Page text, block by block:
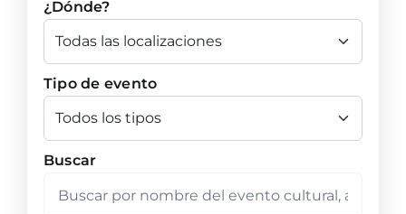
¿Dónde?
Tipo de evento
Buscar